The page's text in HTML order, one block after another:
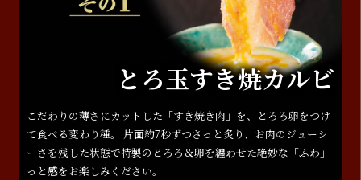
とろ玉すき焼カルビ
こだわりの薄さにカットした「すき焼き肉」を、とろろ卵をつけ
て食べる変わり種。 片面約7秒ずつさっと炙り、お肉のジューシ
ーさを残した状態で特製のとろろ＆卵を纏わせた絶妙な「ふわ」
っと感をお楽しみください。